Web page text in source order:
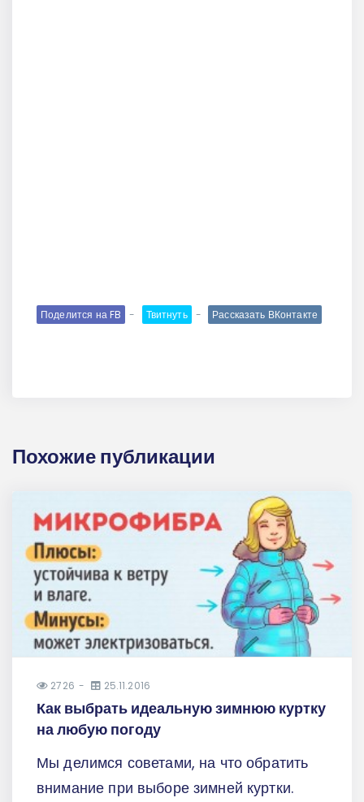
Поделится на FB Твитнуть Рассказать ВКонтакте
Похожие публикации
2726 25.11.2016
Как выбрать идеальную зимнюю куртку
на любую погоду
Мы делимся советами, на что обратить
внимание при выборе зимней куртки.